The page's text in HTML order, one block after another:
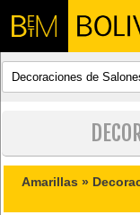
Amarillas »